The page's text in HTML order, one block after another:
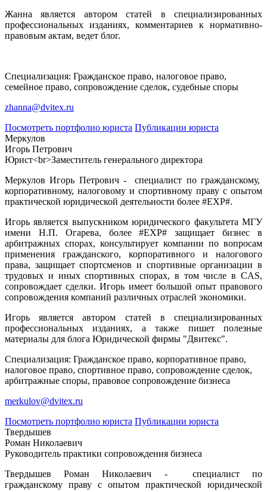
Жанна является автором статей в специализированных
профессиональных изданиях, комментариев к нормативно-
правовым актам, ведет блог.
Специализация: Гражданское право, налоговое право,
семейное право, сопровождение сделок, судебные споры
zhanna@dvitex.ru
Посмотреть портфолио юриста Публикации юриста
Меркулов
Игорь Петрович
Юрист<br>Заместитель генерального директора
Меркулов Игорь Петрович - специалист по гражданскому,
корпоративному, налоговому и спортивному праву с опытом
практической юридической деятельности более #EXP#.
Игорь является выпускником юридического факультета МГУ
имени Н.П. Огарева, более #EXP# защищает бизнес в
арбитражных спорах, консультирует компании по вопросам
применения гражданского, корпоративного и налогового
права, защищает спортсменов и спортивные организации в
трудовых и иных спортивных спорах, в том числе в CAS,
сопровождает сделки. Игорь имеет большой опыт правового
сопровождения компаний различных отраслей экономики.
Игорь является автором статей в специализированных
профессиональных изданиях, а также пишет полезные
материалы для блога Юридической фирмы "Двитекс".
Специализация: Гражданское право, корпоративное право,
налоговое право, спортивное право, сопровождение сделок,
арбитражные споры, правовое сопровождение бизнеса
merkulov@dvitex.ru
Посмотреть портфолио юриста Публикации юриста
Твердышев
Роман Николаевич
Руководитель практики сопровождения бизнеса
Твердышев Роман Николаевич - специалист по
гражданскому праву с опытом практической юридической